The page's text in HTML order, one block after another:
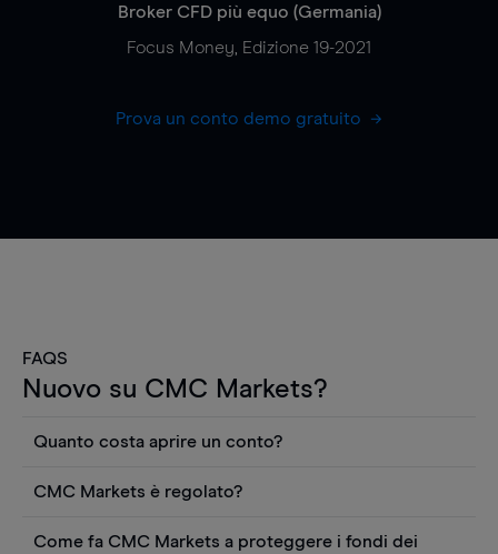
Broker CFD più equo (Germania)
Focus Money, Edizione 19-2021
Prova un conto demo gratuito
FAQS
Nuovo su CMC Markets?
Quanto costa aprire un conto?
Puoi anche visualizzare gratuitamente i prezzi e
utilizzare strumenti come grafici, notizie Reuters
CMC Markets è regolato?
Come fa CMC Markets a proteggere i fondi dei